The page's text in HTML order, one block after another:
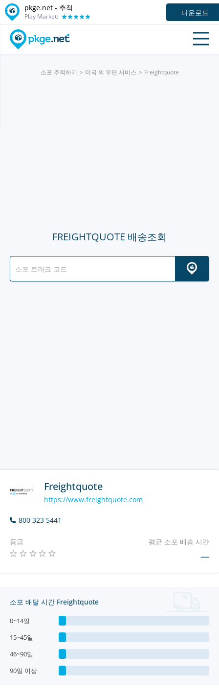
pkge.net - 추적
Play Market: 다운로드
소포 추적하기 미국 의 우편 서비스 Freightquote
FREIGHTQUOTE 배송조회
Freightquote
https://www.freightquote.com
800 323 5441
등급 평균 소포 배송 시간
—
소포 배달 시간 Freightquote
0~14일
15~45일
46~90일
90일 이상